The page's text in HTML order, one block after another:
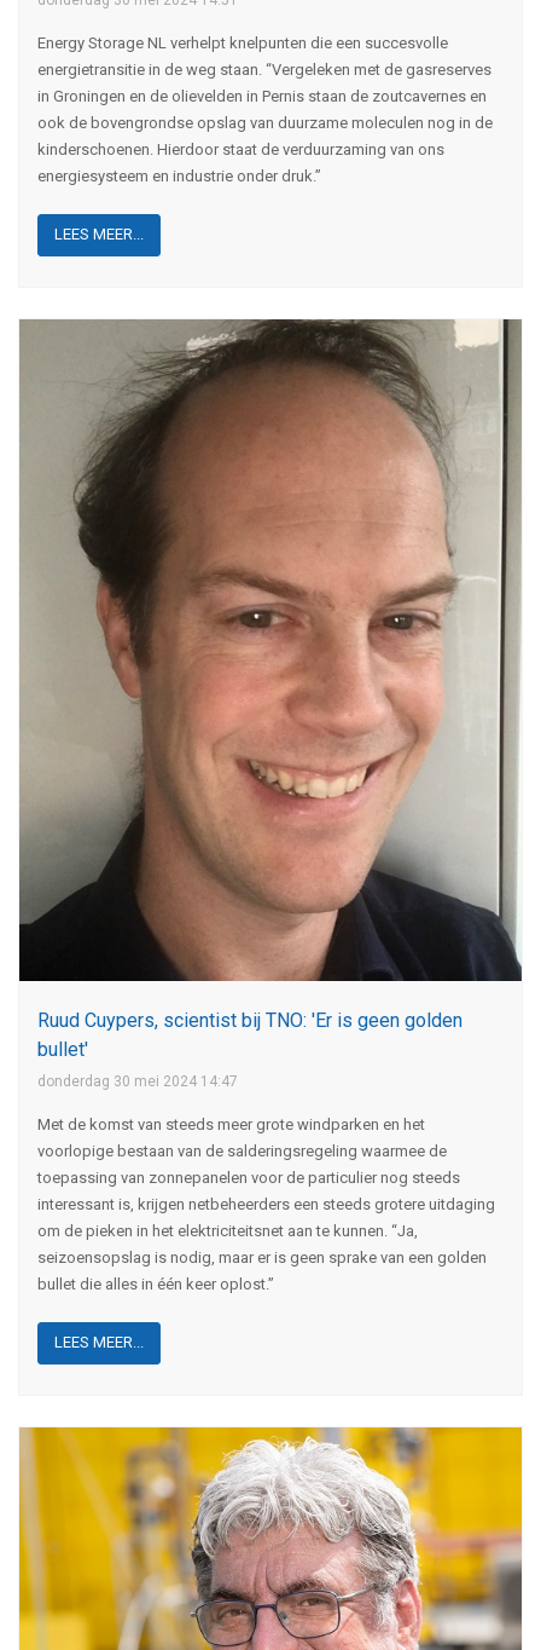
Energy Storage NL verhelpt knelpunten die een succesvolle
energietransitie in de weg staan. “Vergeleken met de gasreserves
in Groningen en de olievelden in Pernis staan de zoutcavernes en
ook de bovengrondse opslag van duurzame moleculen nog in de
kinderschoenen. Hierdoor staat de verduurzaming van ons
energiesysteem en industrie onder druk.”
LEES MEER...
Ruud Cuypers, scientist bij TNO: 'Er is geen golden
bullet'
donderdag 30 mei 2024 14:47
Met de komst van steeds meer grote windparken en het
voorlopige bestaan van de salderingsregeling waarmee de
toepassing van zonnepanelen voor de particulier nog steeds
interessant is, krijgen netbeheerders een steeds grotere uitdaging
om de pieken in het elektriciteitsnet aan te kunnen. “Ja,
seizoensopslag is nodig, maar er is geen sprake van een golden
bullet die alles in één keer oplost.”
LEES MEER...